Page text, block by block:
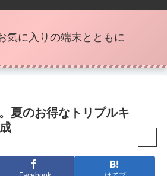
気に入りの端末とともに
夏のお得なトリプルキ